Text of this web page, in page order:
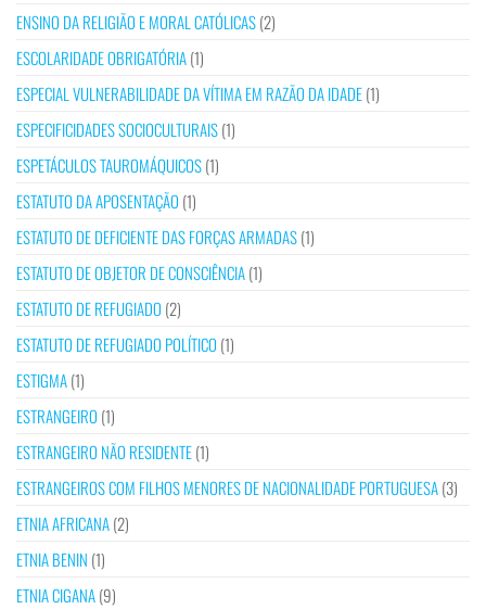
ENSINO DA RELIGIÃO E MORAL CATÓLICAS(2)
ESCOLARIDADE OBRIGATÓRIA(1)
ESPECIAL VULNERABILIDADE DA VÍTIMA EM RAZÃO DA IDADE(1)
ESPECIFICIDADES SOCIOCULTURAIS(1)
ESPETÁCULOS TAUROMÁQUICOS(1)
ESTATUTO DA APOSENTAÇÃO (1)
ESTATUTO DE DEFICIENTE DAS FORÇAS ARMADAS(1)
ESTATUTO DE OBJETOR DE CONSCIÊNCIA(1)
ESTATUTO DE REFUGIADO (2)
ESTATUTO DE REFUGIADO POLÍTICO (1)
ESTIGMA(1)
ESTRANGEIRO (1)
ESTRANGEIRO NÃO RESIDENTE(1)
ESTRANGEIROS COM FILHOS MENORES DE NACIONALIDADE PORTUGUESA(3)
ETNIA AFRICANA(2)
ETNIA BENIN (1)
ETNIA CIGANA(9)